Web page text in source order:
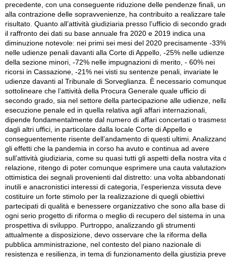
precedente, con una conseguente riduzione delle pendenze finali,
alla contrazione delle sopravvenienze, ha contribuito a realizzare tale
risultato. Quanto all’attività giudiziaria presso l’ufficio di secondo
il raffronto dei dati su base annuale fra 2020 e 2019 indica una
diminuzione notevole: nei primi sei mesi del 2020 precisamente -33%
nelle udienze penali davanti alla Corte di Appello, -25% nelle udienze
della sezione minori, -72% nelle impugnazioni di merito, - 60% nei
ricorsi in Cassazione, -21% nei visti su sentenze penali, invariate le
udienze davanti al Tribunale di Sorveglianza. È necessario
sottolineare che l’attività della Procura Generale quale ufficio di
secondo grado, sia nel settore della partecipazione alle udienze,
esecuzione penale ed in quella relativa agli affari internazionali,
dipende fondamentalmente dal numero di affari concertati o
dagli altri uffici, in particolare dalla locale Corte di Appello e
conseguentemente risente dell’andamento di questi ultimi.
gli effetti che la pandemia in corso ha avuto e continua ad avere
sull’attività giudiziaria, come su quasi tutti gli aspetti della nostra vita
relazione, ritengo di poter comunque esprimere una cauta
ottimistica dei segnali provenienti dal distretto: una volta abbandonati
inutili e anacronistici interessi di categoria, l’esperienza vissuta deve
costituire un forte stimolo per la realizzazione di quegli obiettivi
partecipati di qualità e benessere organizzativo che sono alla base di
ogni serio progetto di riforma o meglio di recupero del sistema in una
prospettiva di sviluppo. Purtroppo, analizzando gli strumenti
attualmente a disposizione, devo osservare che la riforma della
pubblica amministrazione, nel contesto del piano nazionale di
resistenza e resilienza, in tema di funzionamento della giustizia